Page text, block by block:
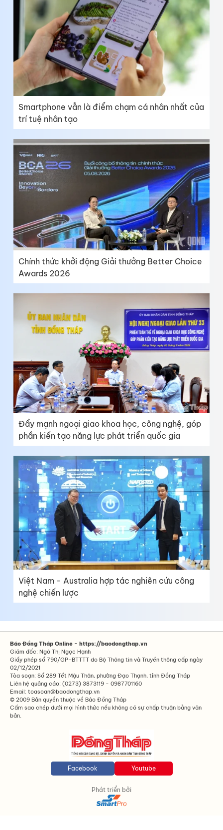
Smartphone vẫn là điểm chạm cá nhân nhất của
trí tuệ nhân tạo
Chính thức khởi động Giải thưởng Better Choice
Awards 2026
Đẩy mạnh ngoại giao khoa học, công nghệ, góp
phần kiến tạo năng lực phát triển quốc gia
Việt Nam - Australia hợp tác nghiên cứu công
nghệ chiến lược
Báo Đồng Tháp Online - https://baodongthap.vn
Giám đốc: Ngô Thị Ngọc Hạnh
Giấy phép số 790/GP-BTTTT do Bộ Thông tin và Truyền thông cấp ngày
02/12/2021
Tòa soạn: Số 289 Tết Mậu Thân, phường Đạo Thạnh, tỉnh Đồng Tháp
Liên hệ quảng cáo: (0273) 3873119 - 0987701160
Email: toasoan@baodongthap.vn
© 2009 Bản quyền thuộc về Báo Đồng Tháp
Cấm sao chép dưới mọi hình thức nếu không có sự chấp thuận bằng văn
bản.
Facebook Youtube
Phát triển bởi